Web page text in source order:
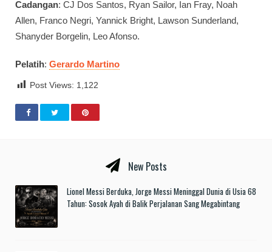
Cadangan: CJ Dos Santos, Ryan Sailor, Ian Fray, Noah
Allen, Franco Negri, Yannick Bright, Lawson Sunderland,
Shanyder Borgelin, Leo Afonso.
Pelatih: Gerardo Martino
Post Views: 1,122
New Posts
Lionel Messi Berduka, Jorge Messi Meninggal Dunia di Usia 68
Tahun: Sosok Ayah di Balik Perjalanan Sang Megabintang